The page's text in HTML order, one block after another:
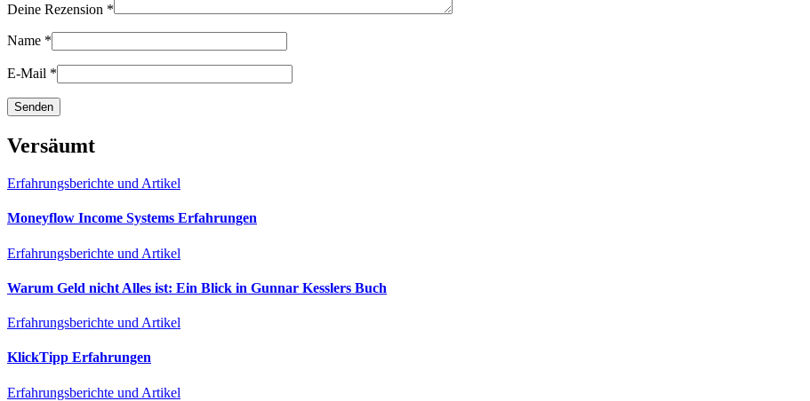
Deine Rezension *
Name *
E-Mail *
Versäumt
Erfahrungsberichte und Artikel
Moneyflow Income Systems Erfahrungen
Erfahrungsberichte und Artikel
Warum Geld nicht Alles ist: Ein Blick in Gunnar Kesslers Buch
Erfahrungsberichte und Artikel
KlickTipp Erfahrungen
Erfahrungsberichte und Artikel